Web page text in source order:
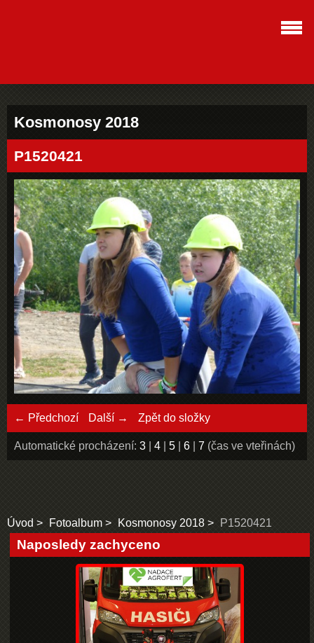
Kosmonosy 2018
P1520421
← Předchozí Další → Zpět do složky
Automatické procházení: 3 4 5 6 7 (čas ve vteřinách)
Úvod Fotoalbum Kosmonosy 2018 P1520421
Naposledy zachyceno